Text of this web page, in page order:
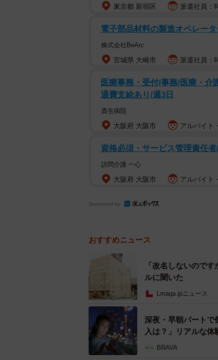
東京都 新宿区 派遣社員：
電子部品材料の製造オペレー
株式会社BeArc
宮城県 大崎市 派遣社員：
医療事務・受付/事務/医療・介
通費支給あり/週3日
貴生病院
大阪府 大阪市 アルバイト
資格必須・サービス管理責任
訪問介護 一心
大阪府 大阪市 アルバイト
Sponsored by
おすすめニュース
「改名しないので
ルに聞いた
Lmaga.jpニュース
深夜・早朝パート
入は？」リアルな体
BRAVA